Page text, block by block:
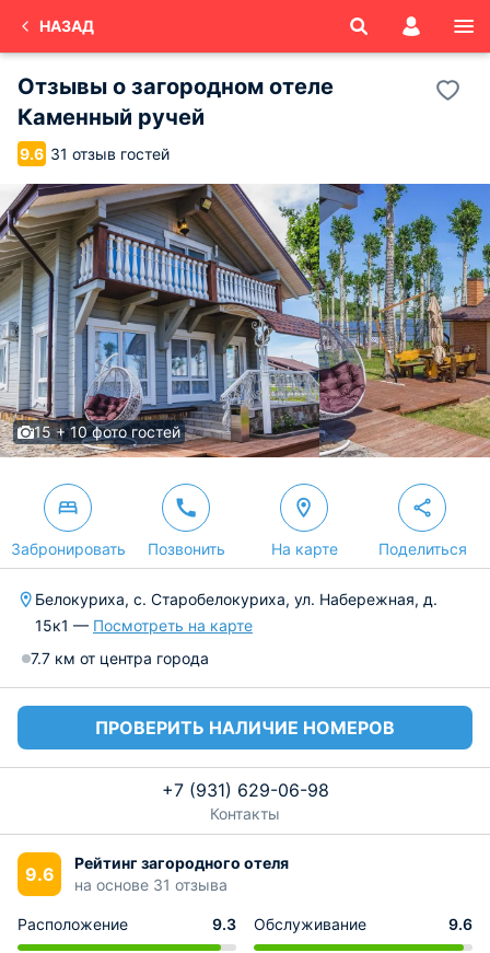
НАЗАД
Отзывы о загородном отеле
Каменный ручей
9.6 31 отзыв гостей
15 + 10 фото гостей
Забронировать Позвонить На карте Поделиться
Белокуриха, с. Старобелокуриха, ул. Набережная, д.
15к1 — Посмотреть на карте
7.7 км от центра города
ПРОВЕРИТЬ НАЛИЧИЕ НОМЕРОВ
+7 (931) 629-06-98
Контакты
9.6
Рейтинг загородного отеля
на основе 31 отзыва
Расположение 9.3 Обслуживание 9.6